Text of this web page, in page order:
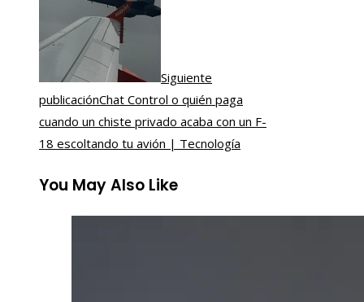
Siguiente
publicaciónChat Control o quién paga
cuando un chiste privado acaba con un F-
18 escoltando tu avión | Tecnología
You May Also Like